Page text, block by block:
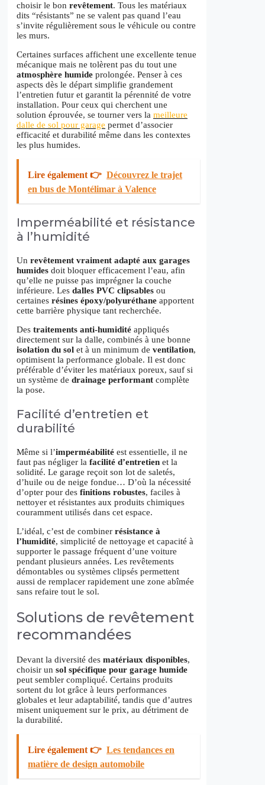
choisir le bon revêtement. Tous les matériaux
dits “résistants” ne se valent pas quand l’eau
s’invite régulièrement sous le véhicule ou contre
les murs.
Certaines surfaces affichent une excellente tenue
mécanique mais ne tolèrent pas du tout une
atmosphère humide prolongée. Penser à ces
aspects dès le départ simplifie grandement
l’entretien futur et garantit la pérennité de votre
installation. Pour ceux qui cherchent une
solution éprouvée, se tourner vers la meilleure
dalle de sol pour garage permet d’associer
efficacité et durabilité même dans les contextes
les plus humides.
Lire également 👉 Découvrez le trajet
en bus de Montélimar à Valence
Imperméabilité et résistance
à l’humidité
Un revêtement vraiment adapté aux garages
humides doit bloquer efficacement l’eau, afin
qu’elle ne puisse pas imprégner la couche
inférieure. Les dalles PVC clipsables ou
certaines résines époxy/polyuréthane apportent
cette barrière physique tant recherchée.
Des traitements anti-humidité appliqués
directement sur la dalle, combinés à une bonne
isolation du sol et à un minimum de ventilation,
optimisent la performance globale. Il est donc
préférable d’éviter les matériaux poreux, sauf si
un système de drainage performant complète
la pose.
Facilité d’entretien et
durabilité
Même si l’imperméabilité est essentielle, il ne
faut pas négliger la facilité d’entretien et la
solidité. Le garage reçoit son lot de saletés,
d’huile ou de neige fondue… D’où la nécessité
d’opter pour des finitions robustes, faciles à
nettoyer et résistantes aux produits chimiques
couramment utilisés dans cet espace.
L’idéal, c’est de combiner résistance à
l’humidité, simplicité de nettoyage et capacité à
supporter le passage fréquent d’une voiture
pendant plusieurs années. Les revêtements
démontables ou systèmes clipsés permettent
aussi de remplacer rapidement une zone abîmée
sans refaire tout le sol.
Solutions de revêtement
recommandées
Devant la diversité des matériaux disponibles,
choisir un sol spécifique pour garage humide
peut sembler compliqué. Certains produits
sortent du lot grâce à leurs performances
globales et leur adaptabilité, tandis que d’autres
misent uniquement sur le prix, au détriment de
la durabilité.
Lire également 👉 Les tendances en
matière de design automobile